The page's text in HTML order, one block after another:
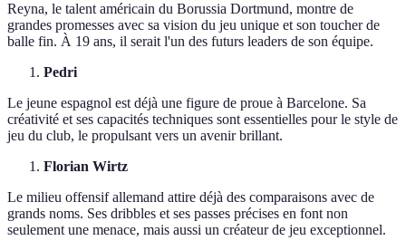
Reyna, le talent américain du Borussia Dortmund, montre de
grandes promesses avec sa vision du jeu unique et son toucher de
balle fin. À 19 ans, il serait l'un des futurs leaders de son équipe.
Pedri
Le jeune espagnol est déjà une figure de proue à Barcelone. Sa
créativité et ses capacités techniques sont essentielles pour le style de
jeu du club, le propulsant vers un avenir brillant.
Florian Wirtz
Le milieu offensif allemand attire déjà des comparaisons avec de
grands noms. Ses dribbles et ses passes précises en font non
seulement une menace, mais aussi un créateur de jeu exceptionnel.